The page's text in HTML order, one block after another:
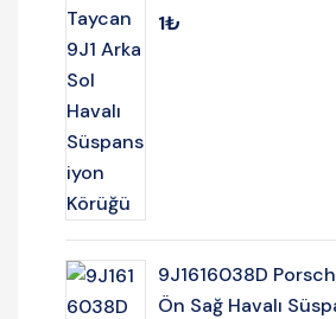
1₺
9J1616038D
Ön Sağ Havalı